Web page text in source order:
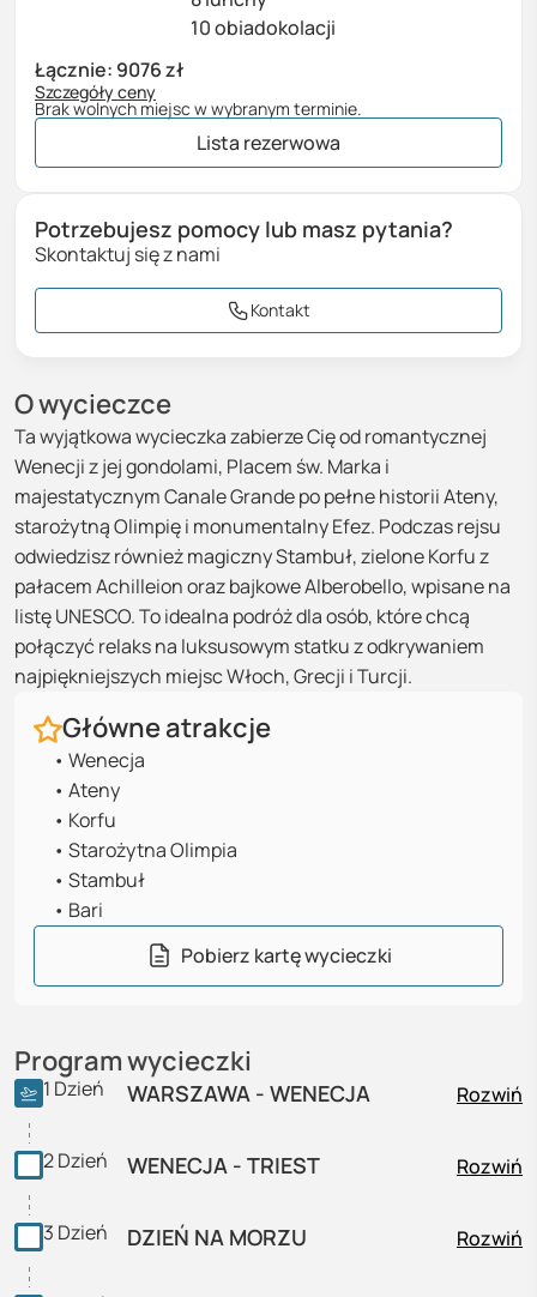
O wycieczce
Ta wyjątkowa wycieczka zabierze Cię od romantycznej
Wenecji z jej gondolami, Placem św. Marka i
majestatycznym Canale Grande po pełne historii Ateny,
starożytną Olimpię i monumentalny Efez. Podczas rejsu
odwiedzisz również magiczny Stambuł, zielone Korfu z
pałacem Achilleion oraz bajkowe Alberobello, wpisane na
listę UNESCO. To idealna podróż dla osób, które chcą
połączyć relaks na luksusowym statku z odkrywaniem
najpiękniejszych miejsc Włoch, Grecji i Turcji.
Główne atrakcje
• Wenecja
• Ateny
• Korfu
• Starożytna Olimpia
• Stambuł
• Bari
Pobierz kartę wycieczki
Program wycieczki
1 Dzień WARSZAWA - WENECJA Rozwiń
2Dzień WENECJA - TRIEST Rozwiń
3 Dzień DZIEŃ NA MORZU Rozwiń
10 obiadokolacji
Łącznie: 9076 zł
Szczegóły ceny
Wycieczka (1os. x6677 zł)
6677 zł
Dopłata za pokój 1-osobowy
Brak wolnych miejsc w wybranym terminie.
Lista rezerwowa
Potrzebujesz pomocy lub masz pytania?
Skontaktuj się z nami
Kontakt